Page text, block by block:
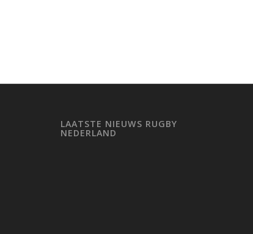
LAATSTE NIEUWS RUGBY
NEDERLAND